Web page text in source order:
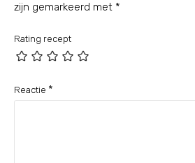
zijn gemarkeerd met *
Rating recept
Reactie *